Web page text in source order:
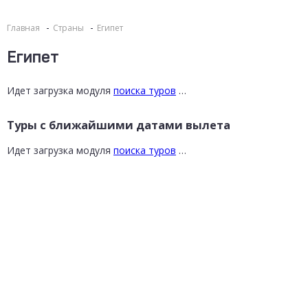
Главная Страны Египет
Египет
Идет загрузка модуля поиска туров …
Туры с ближайшими датами вылета
Идет загрузка модуля поиска туров …